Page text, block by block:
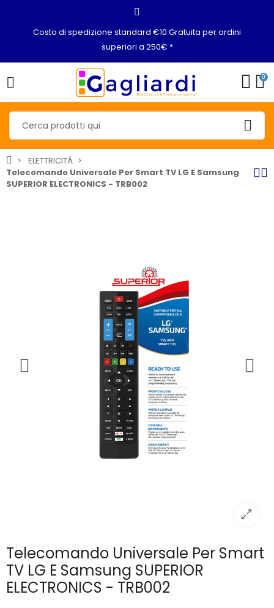
Costo di spedizione standard €10 Gratuita per ordini
superiori a 250€ *
0
ELETTRICITÀ
Telecomando Universale Per Smart TV LG E Samsung
SUPERIOR ELECTRONICS - TRB002
Telecomando Universale Per Smart
TV LG E Samsung SUPERIOR
ELECTRONICS - TRB002